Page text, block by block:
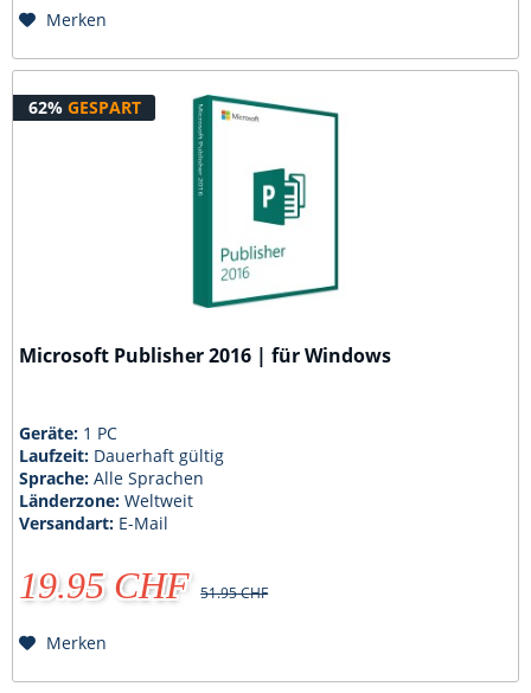
Merken
62% GESPART
Microsoft Publisher 2016 | für Windows
Geräte: 1 PC
Laufzeit: Dauerhaft gültig
Sprache:Alle Sprachen
Länderzone:Weltweit
Versandart: E-Mail
19.95 CHF 51.95 CHF
Merken